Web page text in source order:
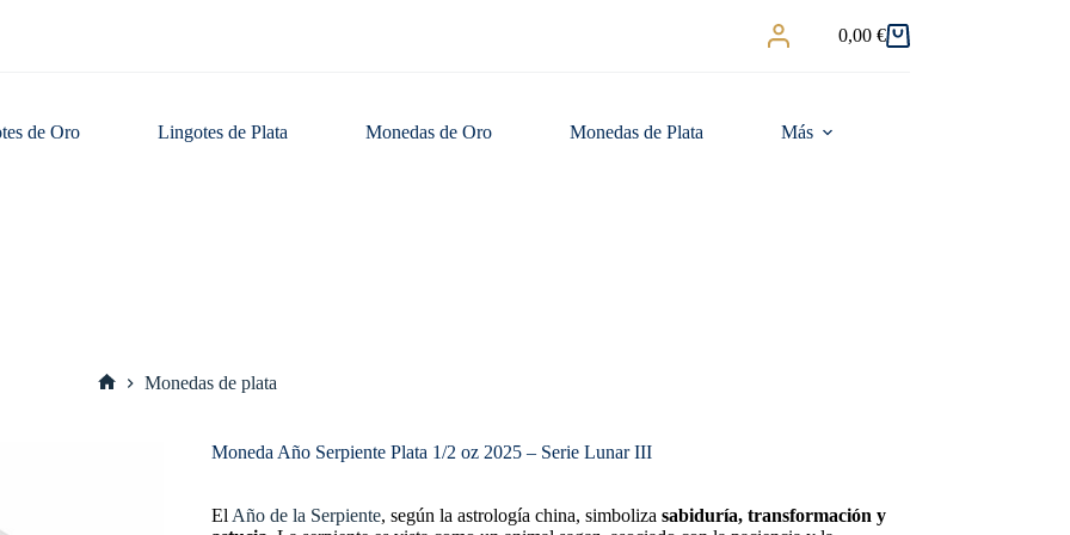
Carro
0,00 €
de Oro Lingotes de Plata Monedas de Oro Monedas de Plata Más
Monedas de plata
Moneda Año Serpiente Plata 1/2 oz 2025 – Serie Lunar III
El Año de la Serpiente, según la astrología china, simboliza sabiduría, transformación y